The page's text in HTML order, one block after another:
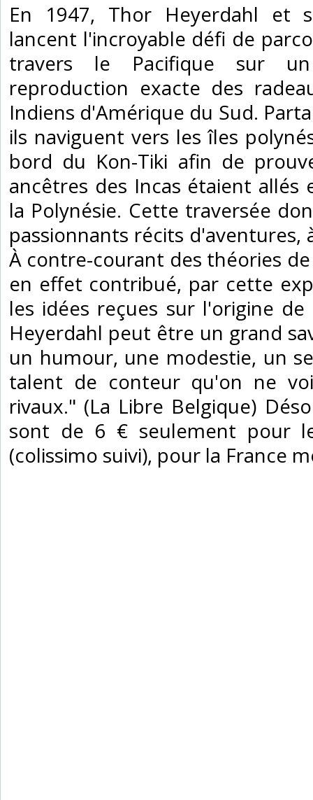
‎En 1947, Thor Heyerdahl et
lancent l'incroyable défi de
travers le Pacifique sur
reproduction exacte des
Indiens d'Amérique du Sud.
ils naviguent vers les îles
bord du Kon-Tiki afin de
ancêtres des Incas étaient
la Polynésie. Cette traversée
passionnants récits d'aventures,
À contre-courant des théories
en effet contribué, par cette
les idées reçues sur l'origine
Heyerdahl peut être un grand
un humour, une modestie, un
talent de conteur qu'on ne
rivaux." (La Libre Belgique)
sont de 6 € seulement pour
(colissimo suivi), pour la France